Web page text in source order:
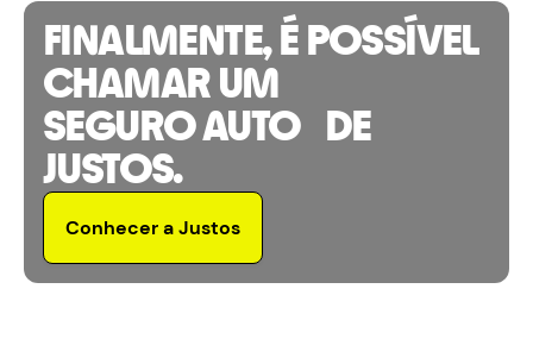
FINALMENTE, É POSSÍVEL
CHAMAR UM
SEGURO AUTO DE
JUSTOS.
Conhecer a Justos